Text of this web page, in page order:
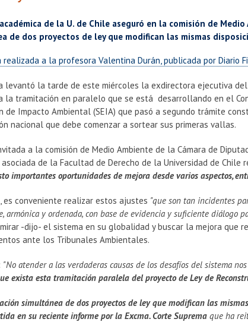
de la U. de Chile aseguró en la comisión de
de dos proyectos de ley que modifican las mismas
a la profesora Valentina Durán, publicada por Diario
levantó la tarde de este miércoles la exdirectora ejecutiva del
la tramitación en paralelo que se está desarrollando en el
de Impacto Ambiental (SEIA) que pasó a segundo trámite
nacional que debe comenzar a sortear sus primeras vallas.
a la comisión de Medio Ambiente de la Cámara de
de la Facultad de Derecho de la Universidad de Chile
importantes oportunidades de mejora desde varios aspectos,
es conveniente realizar estos ajustes "que son tan incidentes
armónica y ordenada, con base de evidencia y suficiente diálogo
-dijo- el sistema en su globalidad y buscar la mejora que
ante los Tribunales Ambientales.
"No atender a las verdaderas causas de los desafíos del sistema
exista esta tramitación paralela del proyecto de Ley de
simultánea de dos proyectos de ley que modifican las
en su reciente informe por la Excma. Corte Supremaque ha